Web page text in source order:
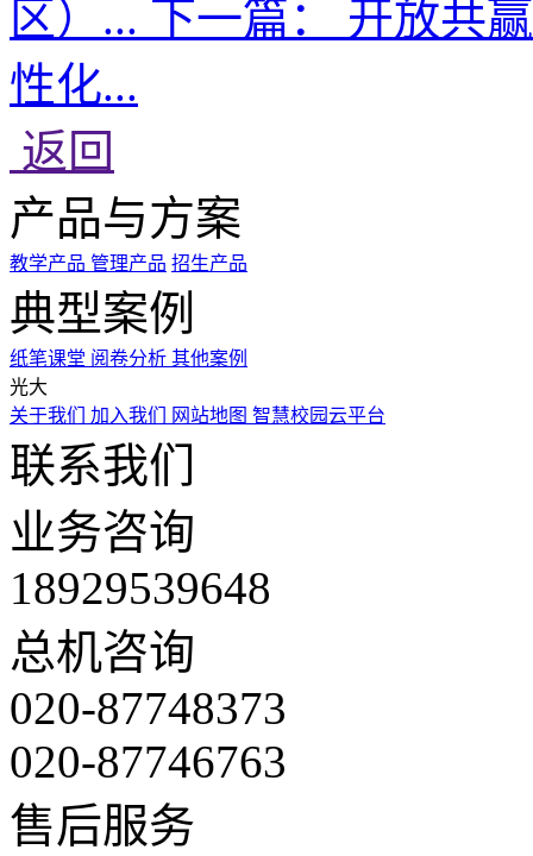
区）... 下一篇：
开放共
性化...
返回
产品与方案
教学产品 管理产品 招生产品
典型案例
纸笔课堂 阅卷分析 其他案例
光大
关于我们 加入我们 网站地图 智慧校园云平台
联系我们
业务咨询
18929539648
总机咨询
020-87748373
020-87746763
售后服务